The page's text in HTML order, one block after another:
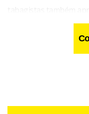
tabagistas também
passivo (23%), o
melhora no ar dos